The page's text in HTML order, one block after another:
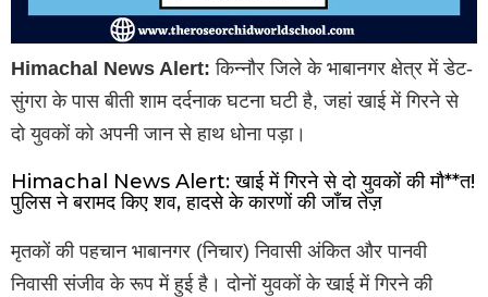
Himachal News Alert: किन्नौर जिले के भाबानगर क्षेत्र में डेट-
सुंगरा के पास बीती शाम दर्दनाक घटना घटी है, जहां खाई में गिरने से
दो युवकों को अपनी जान से हाथ धोना पड़ा।
Himachal News Alert: खाई में गिरने से दो युवकों की मौ**त!
पुलिस ने बरामद किए शव, हादसे के कारणों की जाँच तेज़
मृतकों की पहचान भाबानगर (निचार) निवासी अंकित और पानवी
निवासी संजीव के रूप में हुई है। दोनों युवकों के खाई में गिरने की